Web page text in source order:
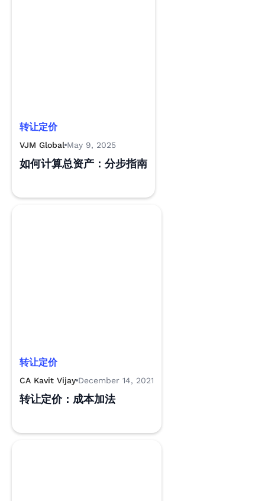
转让定价
VJM Global May 9, 2025
如何计算总资产：分步指南
转让定价
CA Kavit Vijay December 14, 2021
转让定价：成本加法